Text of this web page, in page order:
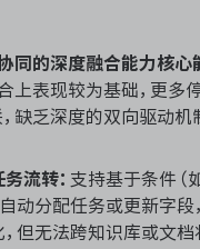
同的深度融合能力核心
上表现较为基础，更多
缺乏深度的双向驱动机
流转： 支持基于条件（
动分配任务或更新字段
但无法跨知识库或文